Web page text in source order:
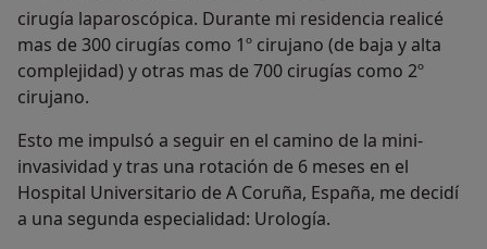
cirugía laparoscópica. Durante mi residencia realicé
mas de 300 cirugías como 1º cirujano (de baja y alta
complejidad) y otras mas de 700 cirugías como 2º
cirujano.
Esto me impulsó a seguir en el camino de la mini-
invasividad y tras una rotación de 6 meses en el
Hospital Universitario de A Coruña, España, me decidí
a una segunda especialidad: Urología.